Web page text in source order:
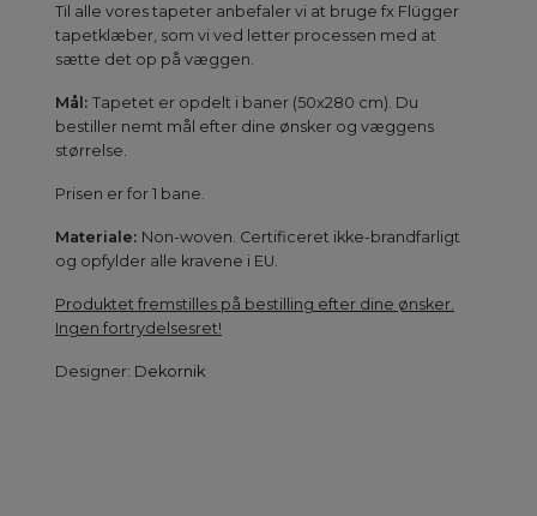
Til alle vores tapeter anbefaler vi at bruge fx Flügger
tapetklæber, som vi ved letter processen med at
sætte det op på væggen.
Mål: Tapetet er opdelt i baner (50x280 cm). Du
bestiller nemt mål efter dine ønsker og væggens
størrelse.
Prisen er for 1 bane.
Materiale: Non-woven. Certificeret ikke-brandfarligt
og opfylder alle kravene i EU.
Produktet fremstilles på bestilling efter dine ønsker.
Ingen fortrydelsesret!
Designer: Dekornik